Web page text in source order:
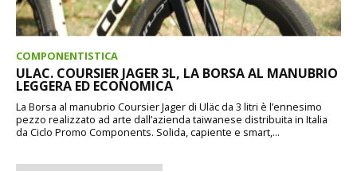
COMPONENTISTICA
ULAC. COURSIER JAGER 3L, LA BORSA AL MANUBRIO
LEGGERA ED ECONOMICA
La Borsa al manubrio Coursier Jager di Uläc da 3 litri è l’ennesimo
pezzo realizzato ad arte dall’azienda taiwanese distribuita in Italia
da Ciclo Promo Components. Solida, capiente e smart,...